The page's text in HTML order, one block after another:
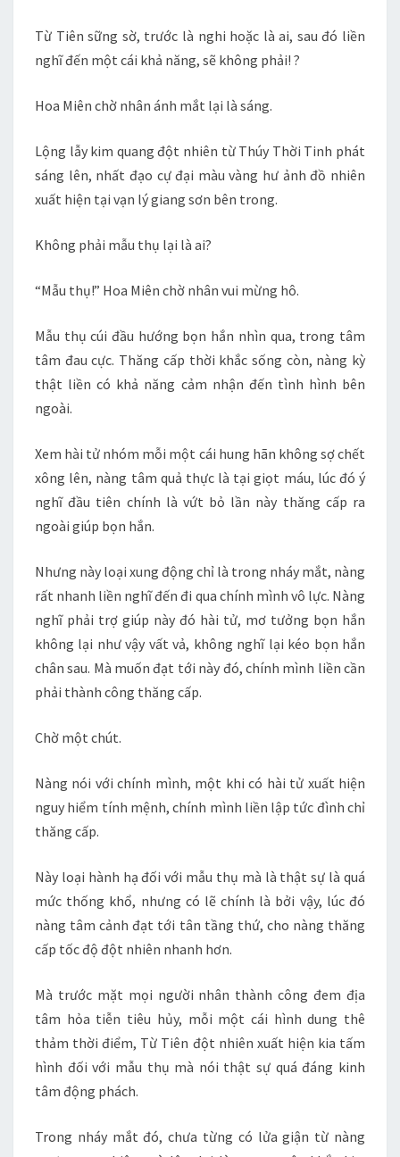
Từ Tiên sững sờ, trước là nghi hoặc là ai, sau đó liền
nghĩ đến một cái khả năng, sẽ không phải! ?
Hoa Miên chờ nhân ánh mắt lại là sáng.
Lộng lẫy kim quang đột nhiên từ Thúy Thời Tinh phát
sáng lên, nhất đạo cự đại màu vàng hư ảnh đồ nhiên
xuất hiện tại vạn lý giang sơn bên trong.
Không phải mẫu thụ lại là ai?
“Mẫu thụ!” Hoa Miên chờ nhân vui mừng hô.
Mẫu thụ cúi đầu hướng bọn hắn nhìn qua, trong tâm
tâm đau cực. Thăng cấp thời khắc sống còn, nàng kỳ
thật liền có khả năng cảm nhận đến tình hình bên
ngoài.
Xem hài tử nhóm mỗi một cái hung hãn không sợ chết
xông lên, nàng tâm quả thực là tại giọt máu, lúc đó ý
nghĩ đầu tiên chính là vứt bỏ lần này thăng cấp ra
ngoài giúp bọn hắn.
Nhưng này loại xung động chỉ là trong nháy mắt, nàng
rất nhanh liền nghĩ đến đi qua chính mình vô lực. Nàng
nghĩ phải trợ giúp này đó hài tử, mơ tưởng bọn hắn
không lại như vậy vất vả, không nghĩ lại kéo bọn hắn
chân sau. Mà muốn đạt tới này đó, chính mình liền cần
phải thành công thăng cấp.
Chờ một chút.
Nàng nói với chính mình, một khi có hài tử xuất hiện
nguy hiểm tính mệnh, chính mình liền lập tức đình chỉ
thăng cấp.
Này loại hành hạ đối với mẫu thụ mà là thật sự là quá
mức thống khổ, nhưng có lẽ chính là bởi vậy, lúc đó
nàng tâm cảnh đạt tới tân tầng thứ, cho nàng thăng
cấp tốc độ đột nhiên nhanh hơn.
Mà trước mặt mọi người nhân thành công đem địa
tâm hỏa tiễn tiêu hủy, mỗi một cái hình dung thê
thảm thời điểm, Từ Tiên đột nhiên xuất hiện kia tấm
hình đối với mẫu thụ mà nói thật sự quá đáng kinh
tâm động phách.
Trong nháy mắt đó, chưa từng có lửa giận từ nàng